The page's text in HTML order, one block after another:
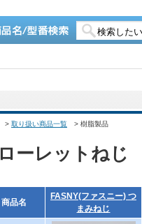
> 取り扱い商品一覧 > 樹脂製品
ローレットねじ
商品名
FASNY(ファスニー) つ
まみねじ